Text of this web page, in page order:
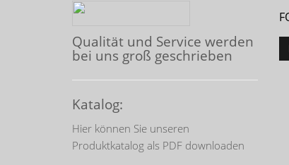
Qualität und Service werden
bei uns groß geschrieben
Katalog:
Hier können Sie unseren
Produktkatalog als PDF downloaden